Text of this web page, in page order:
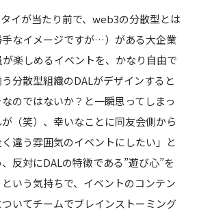
イが当たり前で、web3の分散型とは
なイメージですが…）がある大企業
楽しめるイベントを、かなり自由で
分散型組織のDALがデザインすると
のではないか？と一瞬思ってしまっ
（笑）、幸いなことに同友会側から
く違う雰囲気のイベントにしたい」と
反対にDALの特徴である”遊び心”を
いう気持ちで、イベントのコンテン
いてチームでブレインストーミング